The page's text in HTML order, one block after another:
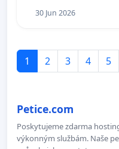
30 Jun 2026
1 2 3 4 5
Petice.com
Poskytujeme zdarma
výkonným službám. Naše